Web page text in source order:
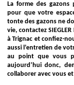
La forme des gazons
pour que votre
tonte des gazons ne
vie, contactez
à Trignac et confiez-
aussi l’entretien de
au point que vous
aujourd’hui donc,
collaborer avec vous